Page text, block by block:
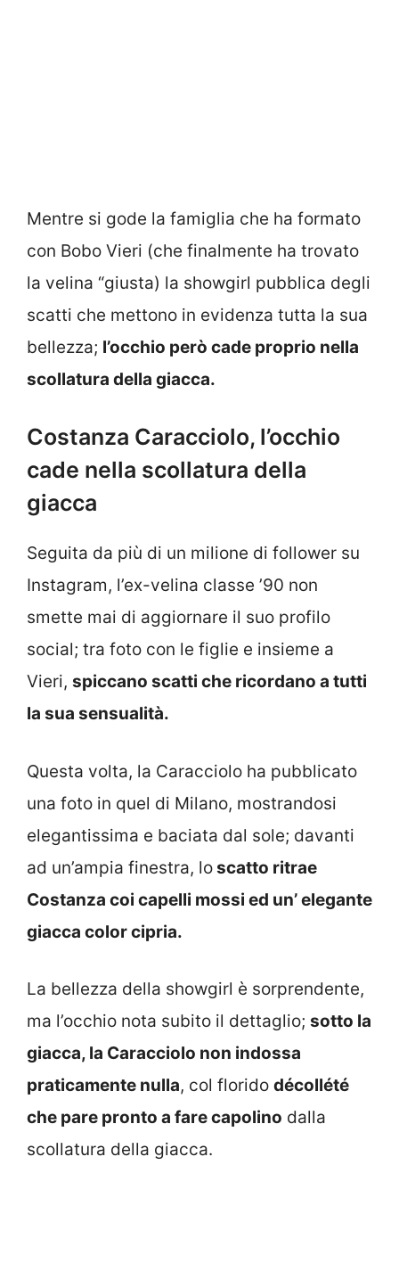
Mentre si gode la famiglia che ha formato
con Bobo Vieri (che finalmente ha trovato
la velina “giusta) la showgirl pubblica degli
scatti che mettono in evidenza tutta la sua
bellezza; l’occhio però cade proprio nella
scollatura della giacca.
Costanza Caracciolo, l’occhio
cade nella scollatura della
giacca
Seguita da più di un milione di follower su
Instagram, l’ex-velina classe ’90 non
smette mai di aggiornare il suo profilo
social; tra foto con le figlie e insieme a
Vieri, spiccano scatti che ricordano a tutti
la sua sensualità.
Questa volta, la Caracciolo ha pubblicato
una foto in quel di Milano, mostrandosi
elegantissima e baciata dal sole; davanti
ad un’ampia finestra, loscatto ritrae
Costanza coi capelli mossi ed un’ elegante
giacca color cipria.
La bellezza della showgirl è sorprendente,
ma l’occhio nota subito il dettaglio; sotto la
giacca, la Caracciolo non indossa
praticamente nulla, col florido décollété
che pare pronto a fare capolino dalla
scollatura della giacca.